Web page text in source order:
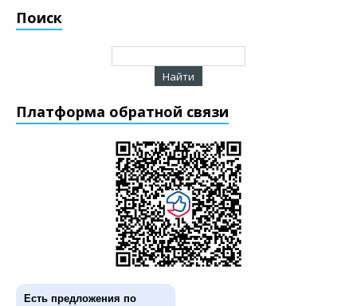
Поиск
Платформа обратной связи
Есть предложения по